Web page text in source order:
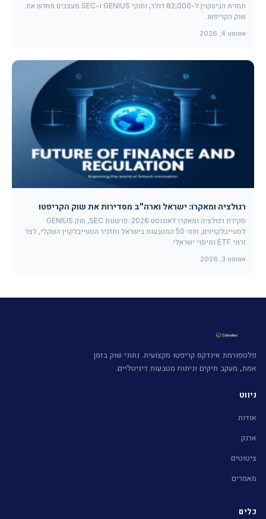
תחזית הביטקוין ל-82,000 דולר, וחוקי GENIUS ו-SEC מעצבים מחדש את
שוק הקריפטו.
אוגוסט 4, 2026
רגולציה ומאקרו: ישראל וארה"ב מסדירות את שוק הקריפטו
סקירת רגולציה ומאקרו לאוגוסט 2026: פרשנות SEC, חוק GENIUS
לסטייבלקוינים, חוזר 50 המטבעות בישראל ותזכיר הסטייבלקוין השקלי, לצד
זרמי ETF ומיסוי ישראלי.
אוגוסט 3, 2026
פלטפורמת אינדקס קריפטו מקצועית. נתוני שוק בזמן
אמת, מעקב תיקים וניתוח מטבעות דיגיטליים.
ניווט
אודות
ארנק
ציטוטים
מאמרים
כלים